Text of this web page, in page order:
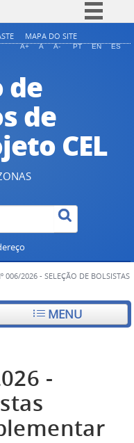
Simplifique!
Participe
Acesso à informação
Legislação
Canais
MAPA DO SITE
A+ A A- PT EN ES
de
de
CEL
006/2026 - SELEÇÃO DE BOLSISTAS
MENU
-